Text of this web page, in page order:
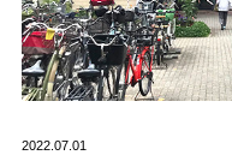
2022.07.01